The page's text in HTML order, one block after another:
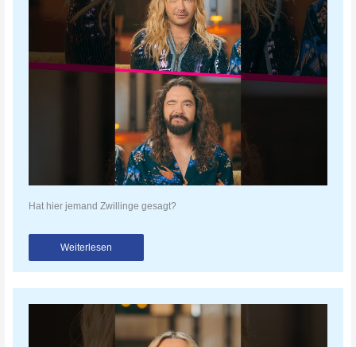
Hat hier jemand Zwillinge gesagt?
Weiterlesen